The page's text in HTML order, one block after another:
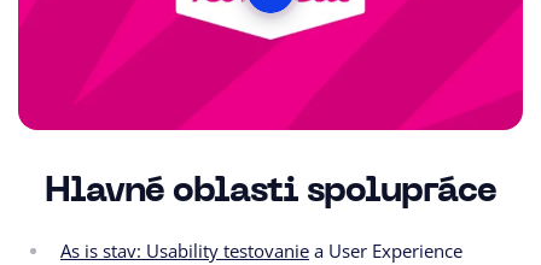
Hlavné oblasti spolupráce
As is stav: Usability testovanie a User Experience